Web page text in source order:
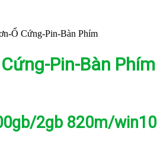
Ổ Cứng-Pin-Bàn Phím
Pin-Bàn Phím
2gb 820m/win10